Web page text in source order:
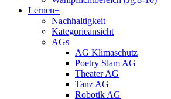
Lernen+
Nachhaltigkeit
Kategorieansicht
AGs
AG Klimaschutz
Poetry Slam AG
Theater AG
Tanz AG
Robotik AG